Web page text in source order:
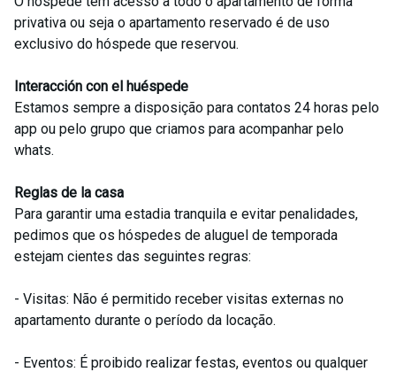
privativa ou seja o apartamento reservado é de uso
exclusivo do hóspede que reservou.
Interacción con el huéspede
Estamos sempre a disposição para contatos 24 horas pelo
app ou pelo grupo que criamos para acompanhar pelo
whats.
Reglas de la casa
Para garantir uma estadia tranquila e evitar penalidades,
pedimos que os hóspedes de aluguel de temporada
estejam cientes das seguintes regras:
- Visitas: Não é permitido receber visitas externas no
apartamento durante o período da locação.
- Eventos: É proibido realizar festas, eventos ou qualquer